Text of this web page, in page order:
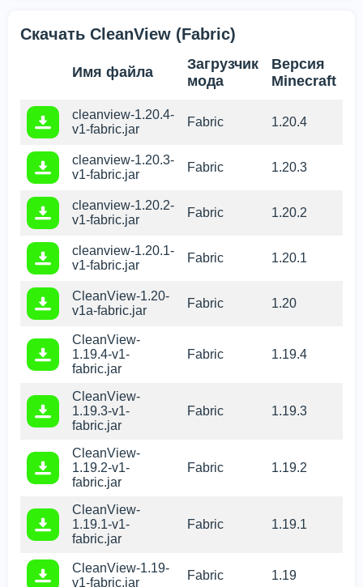
Скачать CleanView (Fabric)
Имя файла
Загрузчик
мода
Версия
Minecraft
cleanview-1.20.4-
v1-fabric.jar
Fabric 1.20.4
cleanview-1.20.3-
v1-fabric.jar
Fabric 1.20.3
cleanview-1.20.2-
v1-fabric.jar
Fabric 1.20.2
cleanview-1.20.1-
v1-fabric.jar
Fabric 1.20.1
CleanView-1.20-
v1a-fabric.jar
Fabric 1.20
CleanView-
1.19.4-v1-
fabric.jar
Fabric 1.19.4
CleanView-
1.19.3-v1-
fabric.jar
Fabric 1.19.3
CleanView-
1.19.2-v1-
fabric.jar
Fabric 1.19.2
CleanView-
1.19.1-v1-
fabric.jar
Fabric 1.19.1
CleanView-1.19-
v1-fabric.jar
Fabric 1.19